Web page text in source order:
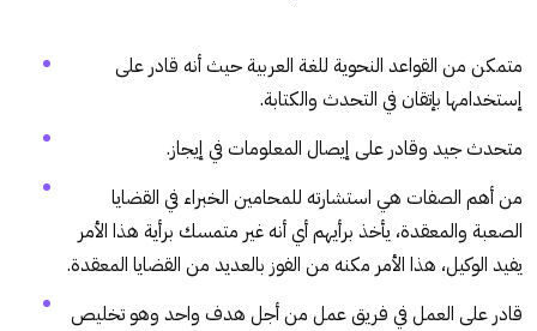
متمكن من القواعد النحوية للغة العربية حيث أنه قادر على
إستخدامها بإتقان في التحدث والكتابة.
متحدث جيد وقادر على إيصال المعلومات في إيجاز.
من أهم الصفات هي استشارته للمحامين الخبراء في القضايا
الصعبة والمعقدة، يأخذ برأيهم أي أنه غير متمسك برأية هذا الأمر
يفيد الوكيل، هذا الأمر مكنه من الفوز بالعديد من القضايا المعقدة.
قادر على العمل في فريق عمل من أجل هدف واحد وهو تخليص